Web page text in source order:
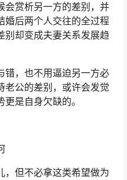
会赏析另一方的差别，并
婚后两个人交往的全过程
别却变成夫妻关系发展趋
错，也不用逼迫另一方必
老公的差别，或许会发觉
是自身欠缺的。
，但不必拿这类希望做为